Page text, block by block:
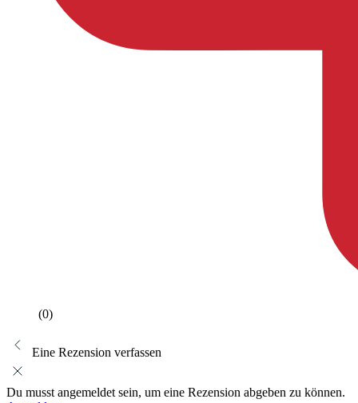
(0)
Eine Rezension verfassen
Du musst angemeldet sein, um eine Rezension abgeben zu können.